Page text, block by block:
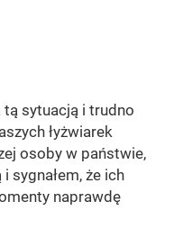
tą sytuacją i trudno
łyżwiarek
osoby w państwie,
sygnałem, że ich
naprawdę